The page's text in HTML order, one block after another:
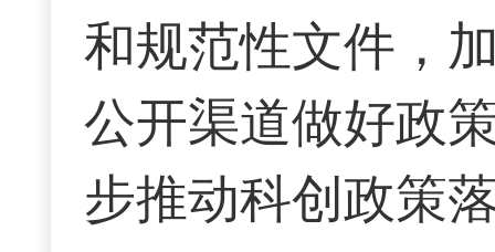
和规范性文件，
公开渠道做好政
步推动科创政策